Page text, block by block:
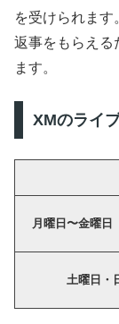
を受けられま
返事をもらえる
ます。
XMのライ
月曜日〜金曜日
土曜日・